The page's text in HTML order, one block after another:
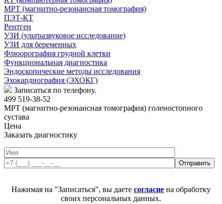
МРТ (магнитно-резонансная томография)
ПЭТ-КТ
Рентген
УЗИ (ультразвуковое исследование)
УЗИ для беременных
Флюорография грудной клетки
Функциональная диагностика
Эндоскопические методы исследования
Эхокардиография (ЭХОКГ)
Записаться по телефону.
499 519-38-52
МРТ (магнитно-резонансная томография) голеностопного
сустава
Цена
Заказать диагностику
Нажимая на "Записаться", вы даете согласие на обработку
своих персональных данных.